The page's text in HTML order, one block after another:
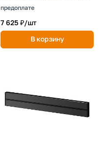
предоплате
7 625 ₽/шт
В корзину